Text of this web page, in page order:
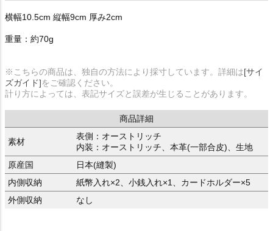
横幅10.5cm 縦幅9cm 厚み2cm
重量：約70g
※こちらの商品は、独自の方法により採寸しています。詳細は[サイ
ズガイド]をご確認ください。
計り方によっては、表記サイズと誤差が生じることがあります。
商品詳細
素材
表側：オーストリッチ
内装：オーストリッチ、本革(一部合皮)、生地
原産国
日本(縫製)
内側収納
紙幣入れ×2、小銭入れ×1、カードホルダー×5
外側収納
なし